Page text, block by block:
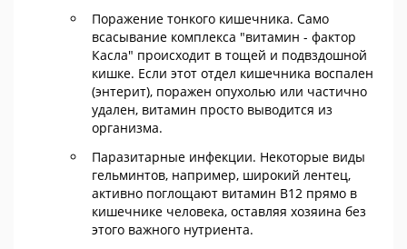
Поражение тонкого кишечника. Само
всасывание комплекса "витамин - фактор
Касла" происходит в тощей и подвздошной
кишке. Если этот отдел кишечника воспален
(энтерит), поражен опухолью или частично
удален, витамин просто выводится из
организма.
Паразитарные инфекции. Некоторые виды
гельминтов, например, широкий лентец,
активно поглощают витамин В12 прямо в
кишечнике человека, оставляя хозяина без
этого важного нутриента.